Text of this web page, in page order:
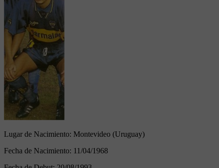
Lugar de Nacimiento: Montevideo (Uruguay)
Fecha de Nacimiento: 11/04/1968